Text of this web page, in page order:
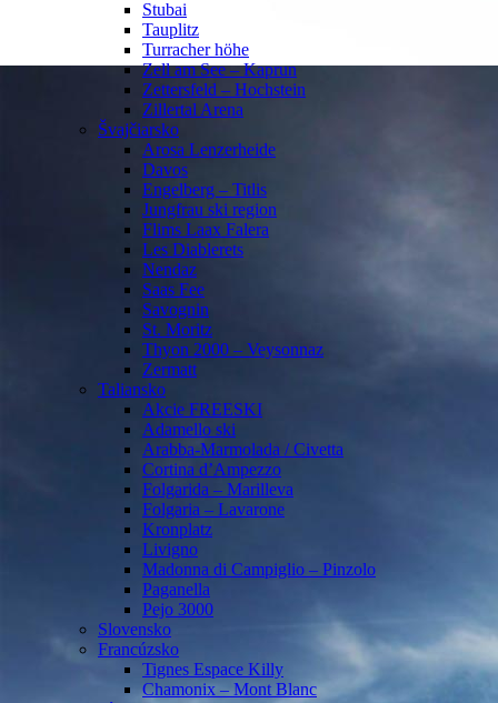
Stubai
Tauplitz
Turracher höhe
Zell am See – Kaprun
Zettersfeld – Hochstein
Zillertal Arena
Švajčiarsko
Arosa Lenzerheide
Davos
Engelberg – Titlis
Jungfrau ski region
Flims Laax Falera
Les Diablerets
Nendaz
Saas Fee
Savognin
St. Moritz
Thyon 2000 – Veysonnaz
Zermatt
Taliansko
Akcie FREESKI
Adamello ski
Arabba-Marmolada / Civetta
Cortina d’Ampezzo
Folgarida – Marilleva
Folgaria – Lavarone
Kronplatz
Livigno
Madonna di Campiglio – Pinzolo
Paganella
Pejo 3000
Slovensko
Francúzsko
Tignes Espace Killy
Chamonix – Mont Blanc